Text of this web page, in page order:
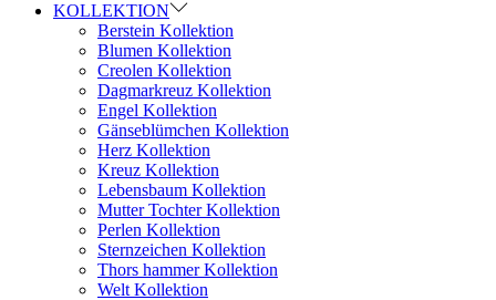
KOLLEKTION
Berstein Kollektion
Blumen Kollektion
Creolen Kollektion
Dagmarkreuz Kollektion
Engel Kollektion
Gänseblümchen Kollektion
Herz Kollektion
Kreuz Kollektion
Lebensbaum Kollektion
Mutter Tochter Kollektion
Perlen Kollektion
Sternzeichen Kollektion
Thors hammer Kollektion
Welt Kollektion